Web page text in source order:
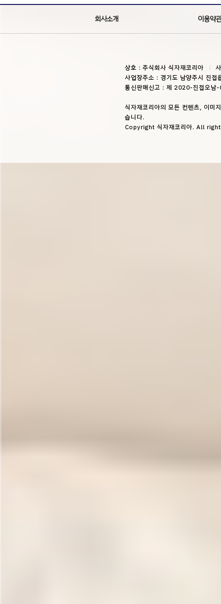
회사소개 이용약
상호 : 주식회사 식자재코리아
사업장주소 : 경기도 남양주시 진
통신판매신고 : 제 2020-진접오남
식자재코리아의 모든 컨텐츠, 이미
습니다.
Copyright 식자재코리아. All